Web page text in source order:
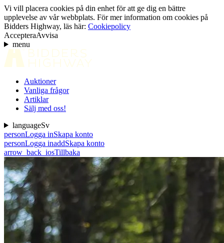
Vi vill placera cookies på din enhet för att ge dig en bättre
upplevelse av vår webbplats. För mer information om cookies på
Bidders Highway, läs här: Cookiepolicy
AccepteraAvvisa
menu
Auktioner
Vanliga frågor
Artiklar
Sälj med oss!
languageSv
personLogga inSkapa konto
personLogga inaddSkapa konto
arrow_back_iosTillbaka